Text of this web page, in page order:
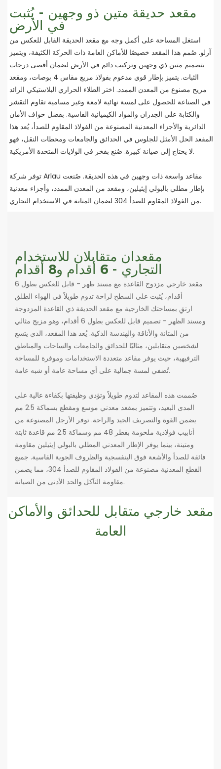
مقعد حديقة متين ذو وجهين - يُثبت
في الأرض
استغل المساحة على أكمل وجه مع مقعد الحديقة القابل للعكس من
آرلو. صُمم هذا المقعد خصيصًا للأماكن العامة ذات الحركة الكثيفة، ويتميز
بتصميم متين ذي وجهين وتركيب دائم في الأرض لضمان أقصى درجات
الثبات. يتميز بإطار قوي مدعوم بفولاذ مربع مقاس 4 بوصات، ومقعد
مريح مصنوع من المعدن الممدد. اختر الطلاء الحراري البلاستيكي الرائد
في الصناعة للحصول على لمسة نهائية لامعة وغير مسامية تقاوم التقشر
والكتابة على الجدران والمواد الكيميائية القاسية. بفضل حواف الأمان
الدائرية والأجزاء المعدنية المصنوعة من الفولاذ المقاوم للصدأ، يُعد هذا
المقعد الحل الأمثل للجلوس في الحدائق والجامعات ومحطات النقل، فهو
لا يحتاج إلى صيانة كبيرة. صُنع بفخر في الولايات المتحدة الأمريكية.
توفر شركة Arlau مقاعد واسعة ذات وجهين في هذه الحديقة. صُنعت
بإطار مطلي بالبولي إيثيلين، ومقعد من المعدن الممدد، وأجزاء معدنية
من الفولاذ المقاوم للصدأ 304 لضمان المتانة في الاستخدام التجاري.
مقعدان متقابلان للاستخدام
التجاري - 6 أقدام و8 أقدام
مقعد خارجي مزدوج القاعدة مع مسند ظهر - قابل للعكس بطول 6
أقدام، يُثبت على السطح لراحة تدوم طويلاً في الهواء الطلق
ارتقِ بمساحتك الخارجية مع مقعد الحديقة ذي القاعدة المزدوجة
ومسند الظهر - تصميم قابل للعكس بطول 6 أقدام، وهو مزيج مثالي
من المتانة والأناقة والهندسة الذكية. يُعد هذا المقعد، الذي يتسع
لشخصين متقابلين، مثاليًا للحدائق والجامعات والساحات والمناطق
الترفيهية، حيث يوفر مقاعد متعددة الاستخدامات وموفرة للمساحة
تُضفي لمسة جمالية على أي مساحة عامة أو شبه عامة.
صُممت هذه المقاعد لتدوم طويلاً وتؤدي وظيفتها بكفاءة عالية على
المدى البعيد، وتتميز بمقعد معدني موسع ومقطع بسماكة 2.5 مم
يضمن القوة والتصريف الجيد والراحة. توفر الأرجل المصنوعة من
أنابيب فولاذية ملحومة بقطر 48 مم وسماكة 2.5 مم قاعدة ثابتة
ومتينة، بينما يوفر الإطار المعدني المطلي بالبولي إيثيلين مقاومة
فائقة للصدأ والأشعة فوق البنفسجية والظروف الجوية القاسية. جميع
القطع المعدنية مصنوعة من الفولاذ المقاوم للصدأ 304، مما يضمن
مقاومة التآكل والحد الأدنى من الصيانة.
مقعد خارجي متقابل للحدائق والأماكن
العامة